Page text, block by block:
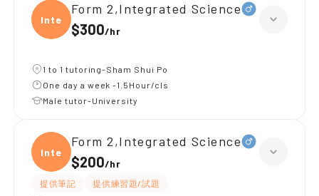
Integ
Form 2,Integrated Science
$300/hr
1 to 1 tutoring-Sham Shui Po
One day a week -1.5Hour/cls
Male tutor-University
Integ
Form 2,Integrated Science
$200/hr
提供筆記
提供練習題/試題